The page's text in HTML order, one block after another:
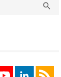
